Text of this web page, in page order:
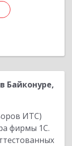
Байконуре,
ИТС)
фирмы 1С.